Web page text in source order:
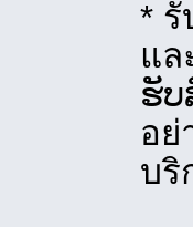
*
แล
ຮັບ
อย่
บริ